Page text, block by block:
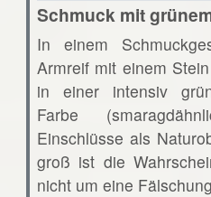
Schmuck mit
In einem
Armreif mit einem
in einer intensiv
Farbe
Einschlüsse als
groß ist die
nicht um eine